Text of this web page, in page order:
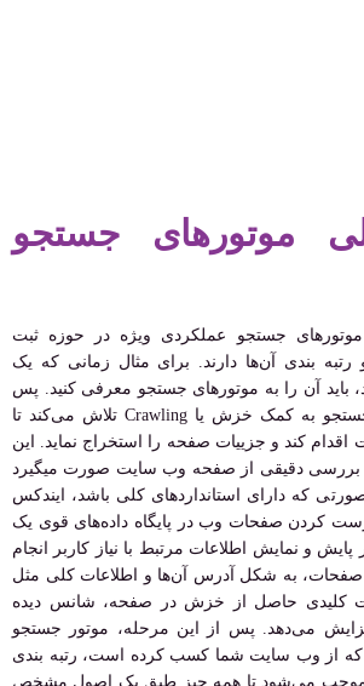
موتورهای جستجو
جستجو عملکردی ویژه در حوزه ثبت
بندی آن‌ها دارند. برای مثال زمانی که یک
باید آن را به موتورهای جستجو معرفی کنید. پس
از این مرحله، موتور جستجو به کمک خزش یا Crawling تلاش می‌کند تا
کند و جزییات صفحه را استخراج نماید. این
بررسی دقیقی از صفحه وب سایت صورت میگیرد
که دارای استانداردهای کلی باشد، ایندکس
کردن صفحات وب در پایگاه داده‌های قوی یک
و نمایش اطلاعات مرتبط با نیاز کاربر انجام
به شکل آدرس آن‌ها و اطلاعات کلی مثل
کلیدی حاصل از خزش در صفحه، شانس دیده
می‌دهد. پس از این مرحله، موتور جستجو
که از وب سایت شما کسب کرده است، رتبه بندی
موجب می‌شود تا همه چیز طبق یک اصول مشخص